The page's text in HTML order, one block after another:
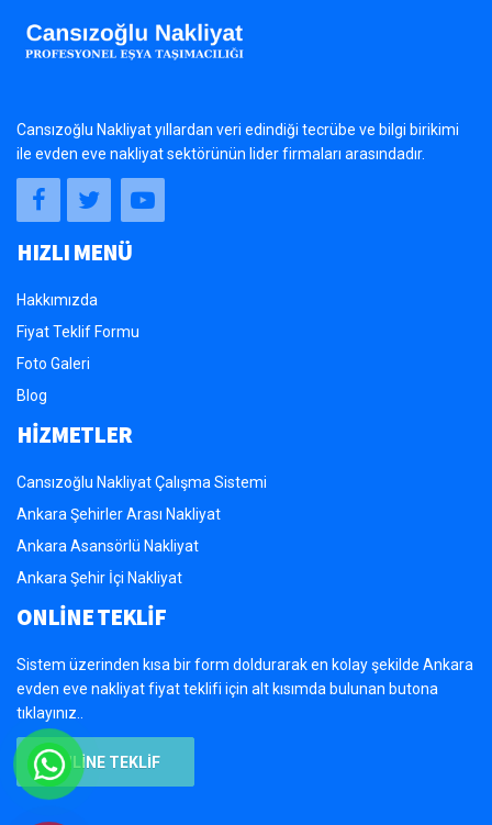
Cansızoğlu Nakliyat yıllardan veri edindiği tecrübe ve bilgi birikimi
ile evden eve nakliyat sektörünün lider firmaları arasındadır.
HIZLI MENÜ
Hakkımızda
Fiyat Teklif Formu
Foto Galeri
Blog
HİZMETLER
Cansızoğlu Nakliyat Çalışma Sistemi
Ankara Şehirler Arası Nakliyat
Ankara Asansörlü Nakliyat
Ankara Şehir İçi Nakliyat
ONLİNE TEKLİF
Sistem üzerinden kısa bir form doldurarak en kolay şekilde Ankara
evden eve nakliyat fiyat teklifi için alt kısımda bulunan butona
tıklayınız..
ONLİNE TEKLİF